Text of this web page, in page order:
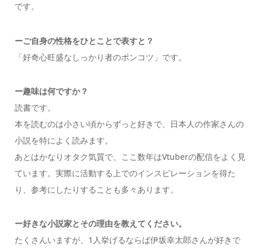
です。
ーご自身の性格をひとことで表すと？
「好奇心旺盛なしっかり者のポンコツ」です。
ー趣味は何ですか？
読書です。
本を読むのは小さい頃からずっと好きで、日本人の作家さんの
小説を特によく読みます。
あとはかなりオタク気質で、ここ数年はVtuberの配信をよく見
ています。実際に活動する上でのインスピレーションを得た
り、参考にしたりすることも多々あります。
ー好きな小説家とその理由を教えてください。
たくさんいますが、1人挙げるならば伊坂幸太郎さんが好きで